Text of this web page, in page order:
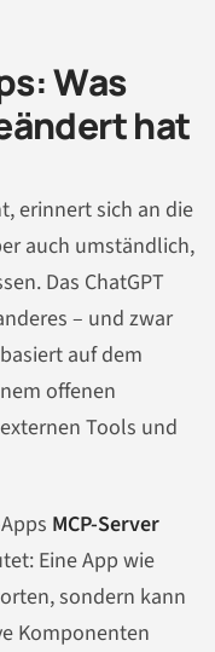
Was
hat
erinnert sich an die
auch umständlich,
Das ChatGPT
– und zwar
auf dem
offenen
Tools und
MCP-Server
Eine App wie
sondern kann
Komponenten